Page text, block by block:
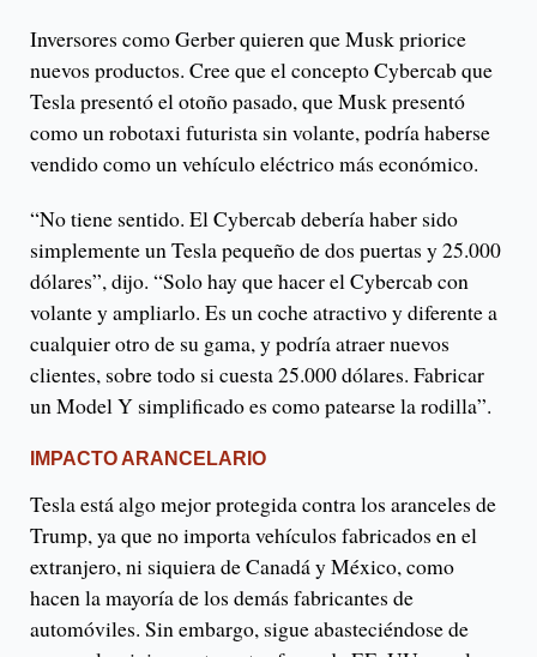
Inversores como Gerber quieren que Musk priorice
nuevos productos. Cree que el concepto Cybercab que
Tesla presentó el otoño pasado, que Musk presentó
como un robotaxi futurista sin volante, podría haberse
vendido como un vehículo eléctrico más económico.
“No tiene sentido. El Cybercab debería haber sido
simplemente un Tesla pequeño de dos puertas y 25.000
dólares”, dijo. “Solo hay que hacer el Cybercab con
volante y ampliarlo. Es un coche atractivo y diferente a
cualquier otro de su gama, y ​​podría atraer nuevos
clientes, sobre todo si cuesta 25.000 dólares. Fabricar
un Model Y simplificado es como patearse la rodilla”.
IMPACTO ARANCELARIO
Tesla está algo mejor protegida contra los aranceles de
Trump, ya que no importa vehículos fabricados en el
extranjero, ni siquiera de Canadá y México, como
hacen la mayoría de los demás fabricantes de
automóviles. Sin embargo, sigue abasteciéndose de